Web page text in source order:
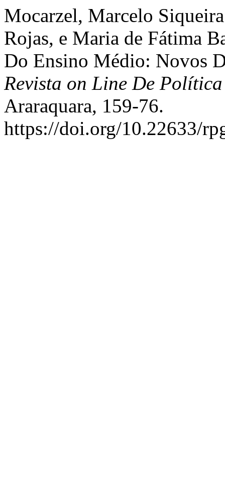
Mocarzel, Marcelo
Rojas, e Maria de Fátima
Do Ensino Médio: Novos
Revista on Line De
Araraquara, 159-76.
https://doi.org/10.22633/